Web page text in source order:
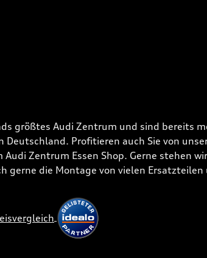
größtes Audi Zentrum und sind bereits
Deutschland. Profitieren auch Sie von
Zentrum Essen Shop. Gerne stehen
gerne die Montage von vielen